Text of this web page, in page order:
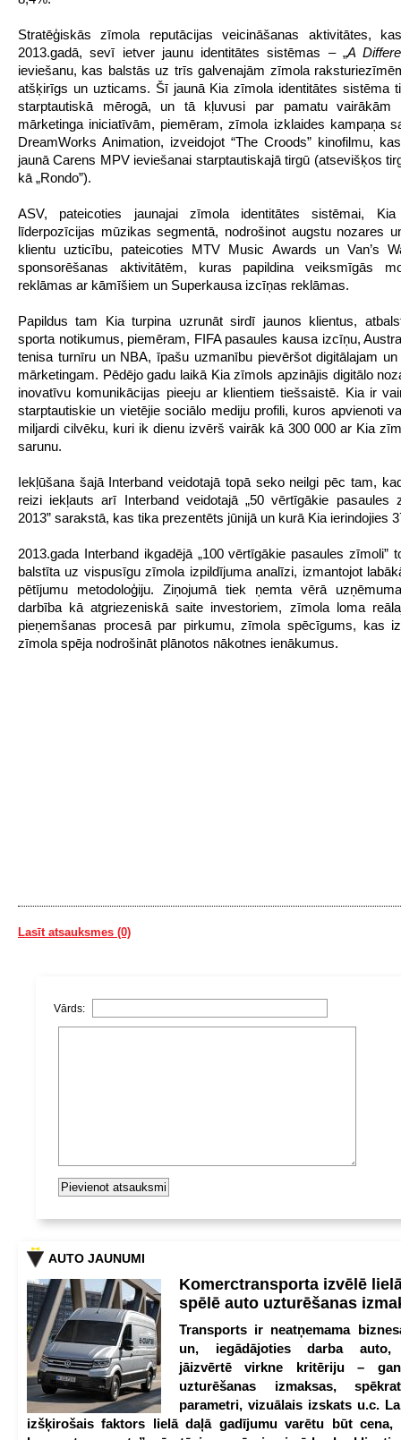
Stratēģiskās zīmola reputācijas veicināšanas aktivitātes,
2013.gadā, sevī ietver jaunu identitātes sistēmas – „A
ieviešanu, kas balstās uz trīs galvenajām zīmola
atšķirīgs un uzticams. Šī jaunā Kia zīmola identitātes sistēma
starptautiskā mērogā, un tā kļuvusi par pamatu vairākām
mārketinga iniciatīvām, piemēram, zīmola izklaides kampaņa
DreamWorks Animation, izveidojot “The Croods” kinofilmu,
jaunā Carens MPV ieviešanai starptautiskajā tirgū (atsevišķos
kā „Rondo”).
ASV, pateicoties jaunajai zīmola identitātes sistēmai, Kia
līderpozīcijas mūzikas segmentā, nodrošinot augstu nozares
klientu uzticību, pateicoties MTV Music Awards un Van’s
sponsorēšanas aktivitātēm, kuras papildina veiksmīgās
reklāmas ar kāmīšiem un Superkausa izcīņas reklāmas.
Papildus tam Kia turpina uzrunāt sirdī jaunos klientus,
sporta notikumus, piemēram, FIFA pasaules kausa izcīņu,
tenisa turnīru un NBA, īpašu uzmanību pievēršot digitālajam
mārketingam. Pēdējo gadu laikā Kia zīmols apzinājis digitālo
inovatīvu komunikācijas pieeju ar klientiem tiešsaistē. Kia ir
starptautiskie un vietējie sociālo mediju profili, kuros apvienoti
miljardi cilvēku, kuri ik dienu izvērš vairāk kā 300 000 ar Kia
sarunu.
Iekļūšana šajā Interband veidotajā topā seko neilgi pēc tam,
reizi iekļauts arī Interband veidotajā „50 vērtīgākie pasaules
2013” sarakstā, kas tika prezentēts jūnijā un kurā Kia ierindojies
2013.gada Interband ikgadējā „100 vērtīgākie pasaules zīmoli”
balstīta uz vispusīgu zīmola izpildījuma analīzi, izmantojot
pētījumu metodoloģiju. Ziņojumā tiek ņemta vērā
darbība kā atgriezeniskā saite investoriem, zīmola loma
pieņemšanas procesā par pirkumu, zīmola spēcīgums, kas
zīmola spēja nodrošināt plānotos nākotnes ienākumus.
Lasīt atsauksmes (0)
Vārds:
AUTO JAUNUMI
Komerctransporta izvēlē
spēlē auto uzturēšanas
Transports ir neatņemama
un, iegādājoties darba auto,
jāizvērtē virkne kritēriju –
uzturēšanas izmaksas,
parametri, vizuālais izskats u.c.
izšķirošais faktors lielā daļā gadījumu varētu būt cena,